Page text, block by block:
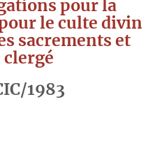
pour la
le culte divin
sacrements et
1983